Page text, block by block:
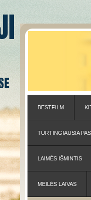
BESTFILM
TURTINGIAUSIA
LAIMĖS IŠMINTIS
MEILĖS LAIVAS